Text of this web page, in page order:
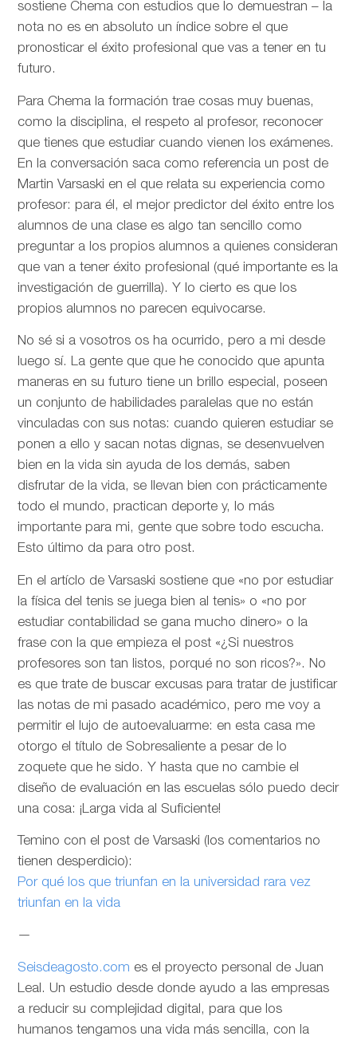
sostiene Chema con estudios que lo demuestran – la
nota no es en absoluto un índice sobre el que
pronosticar el éxito profesional que vas a tener en tu
futuro.
Para Chema la formación trae cosas muy buenas,
como la disciplina, el respeto al profesor, reconocer
que tienes que estudiar cuando vienen los exámenes.
En la conversación saca como referencia un post de
Martin Varsaski en el que relata su experiencia como
profesor: para él, el mejor predictor del éxito entre los
alumnos de una clase es algo tan sencillo como
preguntar a los propios alumnos a quienes consideran
que van a tener éxito profesional (qué importante es la
investigación de guerrilla). Y lo cierto es que los
propios alumnos no parecen equivocarse.
No sé si a vosotros os ha ocurrido, pero a mi desde
luego sí. La gente que que he conocido que apunta
maneras en su futuro tiene un brillo especial, poseen
un conjunto de habilidades paralelas que no están
vinculadas con sus notas: cuando quieren estudiar se
ponen a ello y sacan notas dignas, se desenvuelven
bien en la vida sin ayuda de los demás, saben
disfrutar de la vida, se llevan bien con prácticamente
todo el mundo, practican deporte y, lo más
importante para mi, gente que sobre todo escucha.
Esto último da para otro post.
En el artíclo deVarsaski sostiene que «no por estudiar
la física del tenis se juega bien al tenis» o «no por
estudiar contabilidad se gana mucho dinero» o la
frase con la que empieza el post «¿Si nuestros
profesores son tan listos, porqué no son ricos?». No
es que trate de buscar excusas para tratar de justificar
las notas de mi pasado académico, pero me voy a
permitir el lujo de autoevaluarme: en esta casa me
otorgo el título de Sobresaliente a pesar de lo
zoquete que he sido. Y hasta que no cambie el
diseño de evaluación en las escuelas sólo puedo decir
una cosa: ¡Larga vida al Suficiente!
Temino con el post de Varsaski (los comentarios no
tienen desperdicio):
Por qué los que triunfan en la universidad rara vez
triunfan en la vida
—
Seisdeagosto.com es el proyecto personal de Juan
Leal. Un estudio desde donde ayudo a las empresas
a reducir su complejidad digital, para que los
humanos tengamos una vida más sencilla, con la